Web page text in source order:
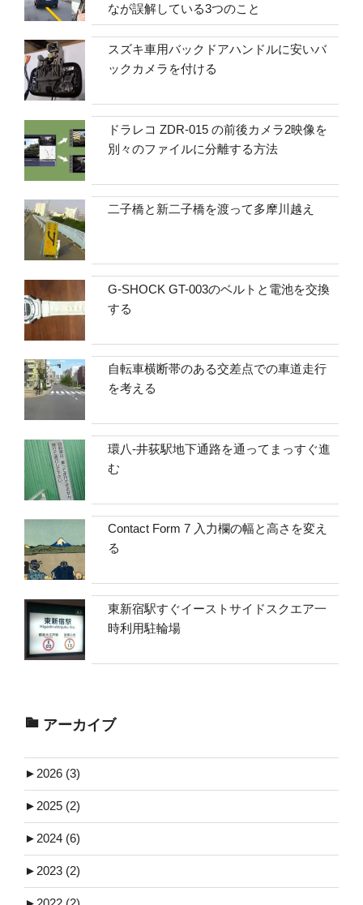
なが誤解している3つのこと
スズキ車用バックドアハンドルに安いバ
ックカメラを付ける
ドラレコ ZDR-015 の前後カメラ2映像を
別々のファイルに分離する方法
二子橋と新二子橋を渡って多摩川越え
G-SHOCK GT-003のベルトと電池を交換
する
自転車横断帯のある交差点での車道走行
を考える
環八-井荻駅地下通路を通ってまっすぐ進
む
Contact Form 7 入力欄の幅と高さを変え
る
東新宿駅すぐイーストサイドスクエア一
時利用駐輪場
アーカイブ
► 2026 (3)
► 2025 (2)
► 2024 (6)
► 2023 (2)